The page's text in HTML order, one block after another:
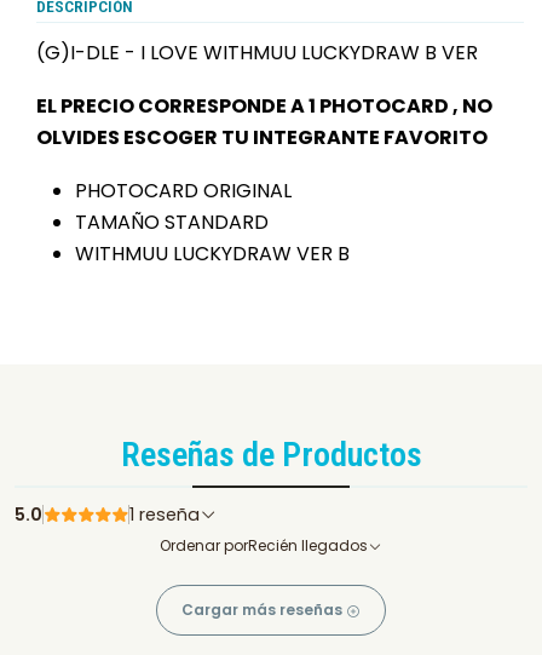
DESCRIPCIÓN
(G)I-DLE - I LOVE WITHMUU LUCKYDRAW B VER
EL PRECIO CORRESPONDE A 1 PHOTOCARD , NO
OLVIDES ESCOGER TU INTEGRANTE FAVORITO
PHOTOCARD ORIGINAL
TAMAÑO STANDARD
WITHMUU LUCKYDRAW VER B
Reseñas de Productos
5.0 1 reseña
Ordenar porRecién llegados
Cargar más reseñas